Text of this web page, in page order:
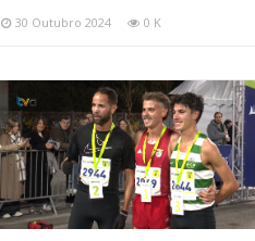
30 Outubro 2024 0 K